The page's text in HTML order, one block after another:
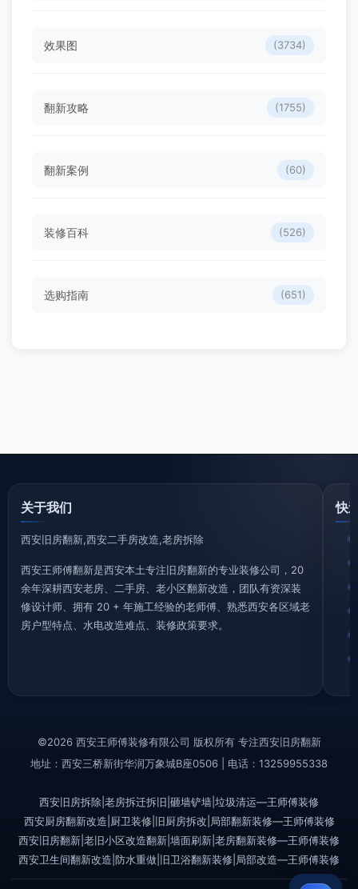
效果图 (3734)
翻新攻略 (1755)
翻新案例 (60)
装修百科 (526)
选购指南 (651)
关于我们
西安旧房翻新,西安二手房改造,老房拆除
西安王师傅翻新是西安本土专注旧房翻新的专业装修公司，20
余年深耕西安老房、二手房、老小区翻新改造，团队有资深装
修设计师、拥有 20 + 年施工经验的老师傅、熟悉西安各区域老
房户型特点、水电改造难点、装修政策要求。
快
©2026 西安王师傅装修有限公司 版权所有 专注西安旧房翻新
地址：西安三桥新街华润万象城B座0506 | 电话：13259955338
西安旧房拆除|老房拆迁拆旧|砸墙铲墙|垃圾清运—王师傅装修
西安厨房翻新改造|厨卫装修|旧厨房拆改|局部翻新装修—王师傅装修
西安旧房翻新|老旧小区改造翻新|墙面刷新|老房翻新装修—王师傅装修
西安卫生间翻新改造|防水重做|旧卫浴翻新装修|局部改造—王师傅装修